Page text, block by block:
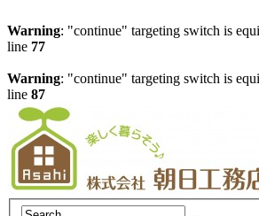
Warning: "continue" targeting switch is
line 77
Warning: "continue" targeting switch is
line 87